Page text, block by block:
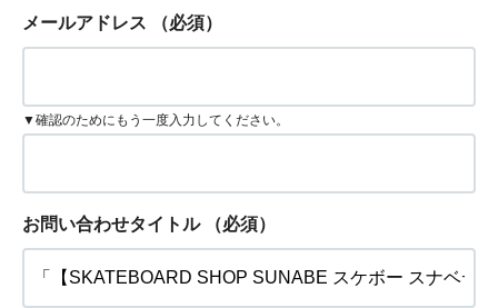
メールアドレス （必須）
▼確認のためにもう一度入力してください。
お問い合わせタイトル （必須）